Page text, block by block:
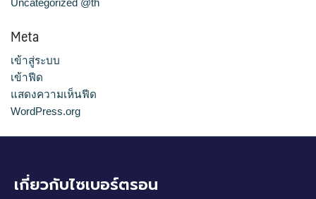
Uncategorized @th
Meta
เข้าสู่ระบบ
เข้าฟีด
แสดงความเห็นฟีด
WordPress.org
เกี่ยวกับไซเบอร์ตรอน